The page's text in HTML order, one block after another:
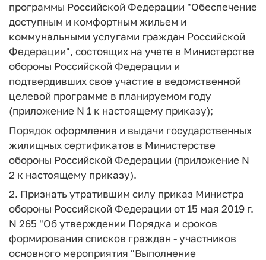
программы Российской Федерации "Обеспечение
доступным и комфортным жильем и
коммунальными услугами граждан Российской
Федерации", состоящих на учете в Министерстве
обороны Российской Федерации и
подтвердивших свое участие в ведомственной
целевой программе в планируемом году
(приложение N 1 к настоящему приказу);
Порядок оформления и выдачи государственных
жилищных сертификатов в Министерстве
обороны Российской Федерации (приложение N
2 к настоящему приказу).
2. Признать утратившим силу приказ Министра
обороны Российской Федерации от 15 мая 2019 г.
N 265 "Об утверждении Порядка и сроков
формирования списков граждан - участников
основного мероприятия "Выполнение